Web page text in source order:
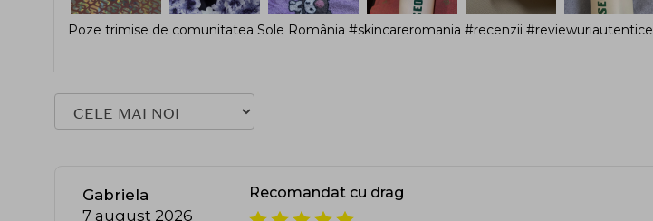
Poze trimise de comunitatea Sole România #skincareromania #recenzii #reviewuriautentice
Gabriela
7 august 2026
Recomandat cu drag